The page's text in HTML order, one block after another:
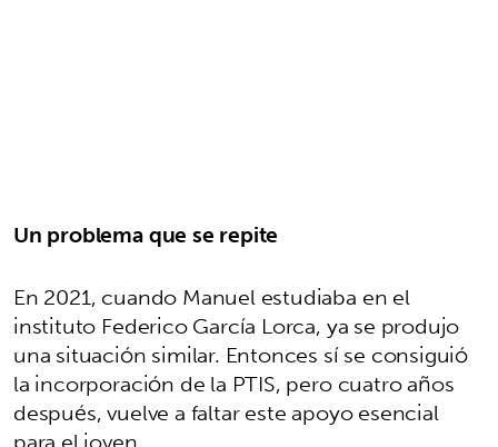
Un problema que se repite
En 2021, cuando Manuel estudiaba en el
instituto Federico García Lorca, ya se produjo
una situación similar. Entonces sí se consiguió
la incorporación de la PTIS, pero cuatro años
después, vuelve a faltar este apoyo esencial